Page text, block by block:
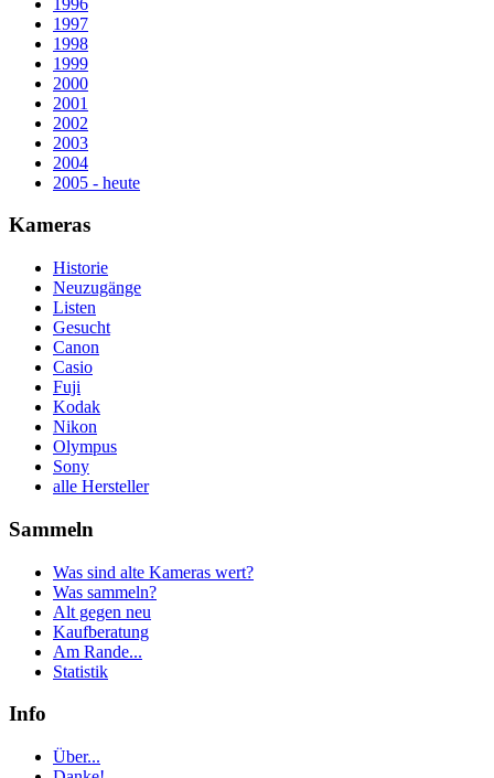
1997
1998
1999
2000
2001
2002
2003
2004
2005 - heute
Kameras
Historie
Neuzugänge
Listen
Gesucht
Canon
Casio
Fuji
Kodak
Nikon
Olympus
Sony
alle Hersteller
Sammeln
Was sind alte Kameras wert?
Was sammeln?
Alt gegen neu
Kaufberatung
Am Rande...
Statistik
Info
Über...